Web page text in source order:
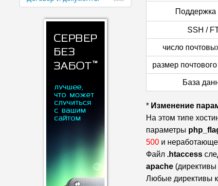
SSH /
число
размер
База
* Изменение
На этом типе
параметры
500 и
Файл .htaccess
apache(директивы
Любые директивы